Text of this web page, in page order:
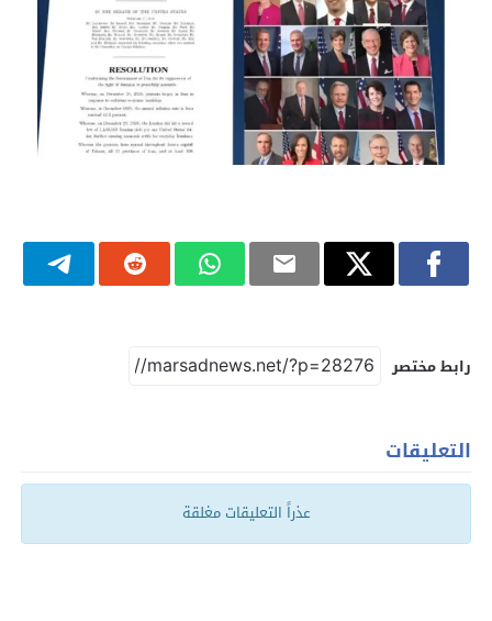
رابط مختصر
التعليقات
عذراً التعليقات مغلقة